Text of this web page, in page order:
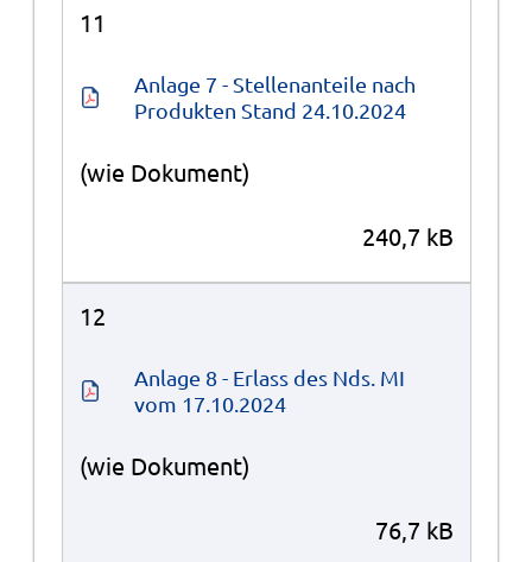
11
Anlage 7 - Stellenanteile nach
Produkten Stand 24.10.2024
(wie Dokument)
240,7 kB
12
Anlage 8 - Erlass des Nds. MI
vom 17.10.2024
(wie Dokument)
76,7 kB